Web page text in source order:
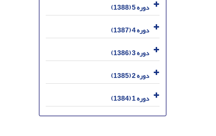
دوره 5 (1388)
دوره 4 (1387)
دوره 3 (1386)
دوره 2 (1385)
دوره 1 (1384)